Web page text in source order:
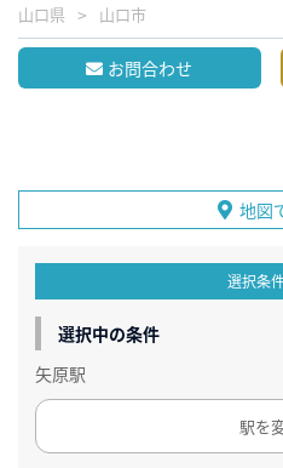
山口県 山口市
お問合わせ
地図
選択条
選択中の条件
矢原駅
駅を